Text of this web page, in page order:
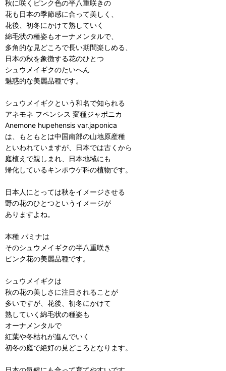
秋に咲くピンク色の半八重咲きの
花も日本の季節感に合って美しく、
花後、初冬にかけて熟していく
綿毛状の種姿もオーナメンタルで、
多角的な見どころで長い期間楽しめる、
日本の秋を象徴する花のひとつ
シュウメイギクのたいへん
魅惑的な美麗品種です。
シュウメイギクという和名で知られる
アネモネ フペンシス 変種ジャポニカ
Anemone hupehensis var.japonica
は、もともとは中国南部の山地原産種
といわれていますが、日本では古くから
庭植えで親しまれ、日本地域にも
帰化しているキンポウゲ科の植物です。
日本人にとっては秋をイメージさせる
野の花のひとつというイメージが
ありますよね。
本種 パミナは
そのシュウメイギクの半八重咲き
ピンク花の美麗品種です。
シュウメイギクは
秋の花の美しさに注目されることが
多いですが、花後、初冬にかけて
熟していく綿毛状の種姿も
オーナメンタルで
紅葉や冬枯れが進んでいく
初冬の庭で絶好の見どころとなります。